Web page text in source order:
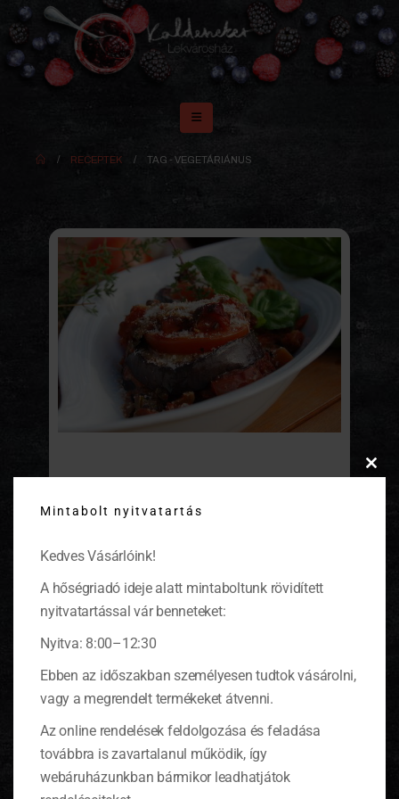
RECEPTEK TAG -VEGETÁRIÁNUS
Paradicsomos rakott padlizsán
A padlizsán sosem volt a magyar konyha
vegetáriánus étkezés terjedése óta egyre
KOSÁR
0 ITEMS
Nincsenek termékek a kosárban.
Mintabolt nyitvatartás
Kedves Vásárlóink!
A hőségriadó ideje alatt mintaboltunk rövidített
nyitvatartással vár benneteket:
Nyitva: 8:00–12:30
Ebben az időszakban személyesen tudtok vásárolni,
vagy a megrendelt termékeket átvenni.
Az online rendelések feldolgozása és feladása
továbbra is zavartalanul működik, így
webáruházunkban bármikor leadhatjátok